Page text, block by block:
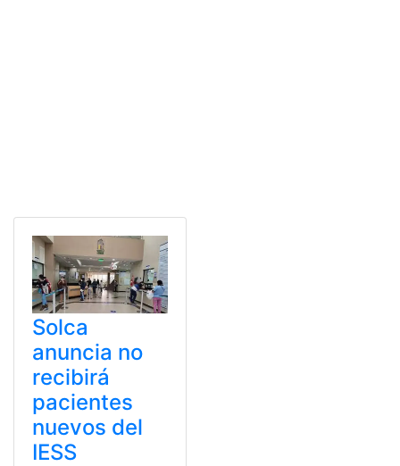
Solca
anuncia no
recibirá
pacientes
nuevos del
IESS